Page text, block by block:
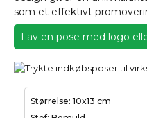
som et effektivt
Lav en pose med logo
Størrelse: 10x13 cm